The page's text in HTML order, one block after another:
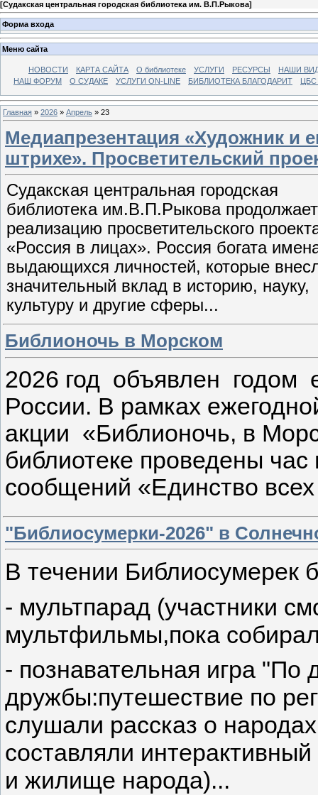
[Судакская центральная городская библиотека им. В.П.Рыкова]
Форма входа
Меню сайта
НОВОСТИ КАРТА САЙТА О библиотеке УСЛУГИ РЕСУРСЫ
НАШИ
НАШ ФОРУМ
О СУДАКЕ УСЛУГИ ON-LINE БИБЛИОТЕКА БЛАГОДАРИТ
Главная » 2026 » Апрель » 23
Медиапрезентация «Художник и
штрихе». Просветительский
Судакская центральная городская
библиотека им.В.П.Рыкова продолжает
реализацию просветительского
«Россия в лицах». Россия богата
выдающихся личностей, которые
значительный вклад в историю, науку,
культуру и другие сферы...
Библионочь в Морском
2026 год объявлен годом
России. В рамках
акции «Библионочь, в
библиотеке проведены час
сообщений «Единство
"Библиосумерки-2026" в
В течении Библиосумерек
- мультпарад (участники
мультфильмы,пока
- познавательная игра "По
дружбы:путешествие по
слушали рассказ о
составляли
и жилище народа)...